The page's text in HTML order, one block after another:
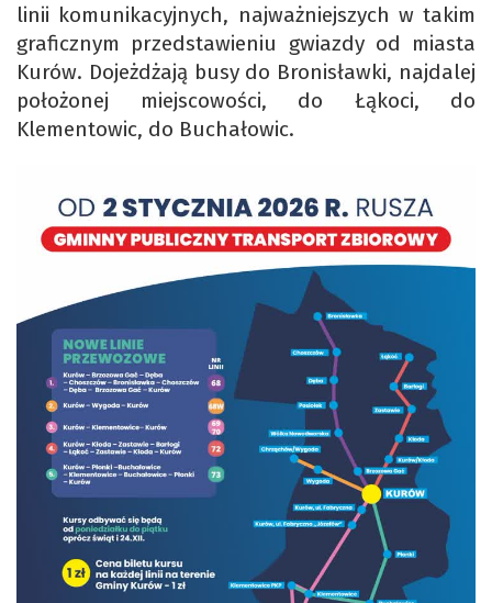
linii komunikacyjnych, najważniejszych w takim
graficznym przedstawieniu gwiazdy od miasta
Kurów. Dojeżdżają busy do Bronisławki, najdalej
położonej miejscowości, do Łąkoci, do
Klementowic, do Buchałowic.